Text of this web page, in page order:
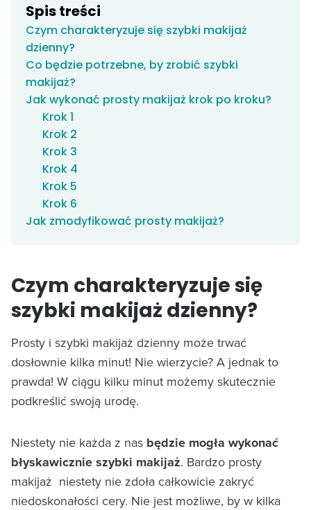
Spis treści
Czym charakteryzuje się szybki makijaż
dzienny?
Co będzie potrzebne, by zrobić szybki
makijaż?
Jak wykonać prosty makijaż krok po kroku?
Krok 1
Krok 2
Krok 3
Krok 4
Krok 5
Krok 6
Jak zmodyfikować prosty makijaż?
Czym charakteryzuje się
szybki makijaż dzienny?
Prosty i szybki makijaż dzienny może trwać
dosłownie kilka minut! Nie wierzycie? A jednak to
prawda! W ciągu kilku minut możemy skutecznie
podkreślić swoją urodę.
Niestety nie każda z nas będzie mogła wykonać
błyskawicznie szybki makijaż. Bardzo prosty
makijaż niestety nie zdoła całkowicie zakryć
niedoskonałości cery. Nie jest możliwe, by w kilka